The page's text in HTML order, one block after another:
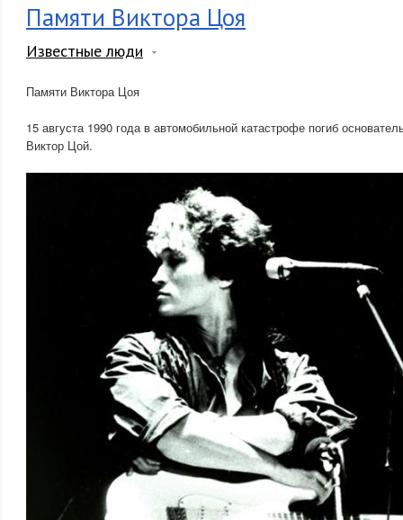
Памяти Виктора Цоя
Известные люди
Памяти Виктора Цоя
15 августа 1990 года в автомобильной катастрофе погиб
Виктор Цой.